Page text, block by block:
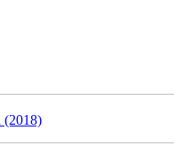
(2018)